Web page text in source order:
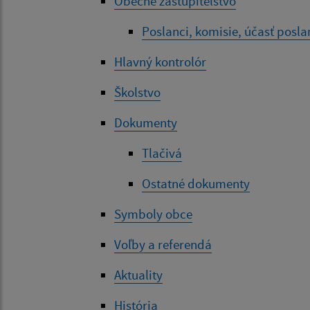
Poslanci, komisie, účasť
Hlavný kontrolór
Školstvo
Dokumenty
Tlačivá
Ostatné dokumenty
Symboly obce
Voľby a referendá
Aktuality
História